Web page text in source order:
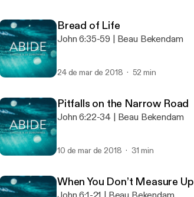
Bread of Life
John 6:35-59 | Beau Bekendam
24 de mar de 2018 52 min
Pitfalls on the Narrow Road
John 6:22-34 | Beau Bekendam
10 de mar de 2018 31 min
When You Don’t Measure Up